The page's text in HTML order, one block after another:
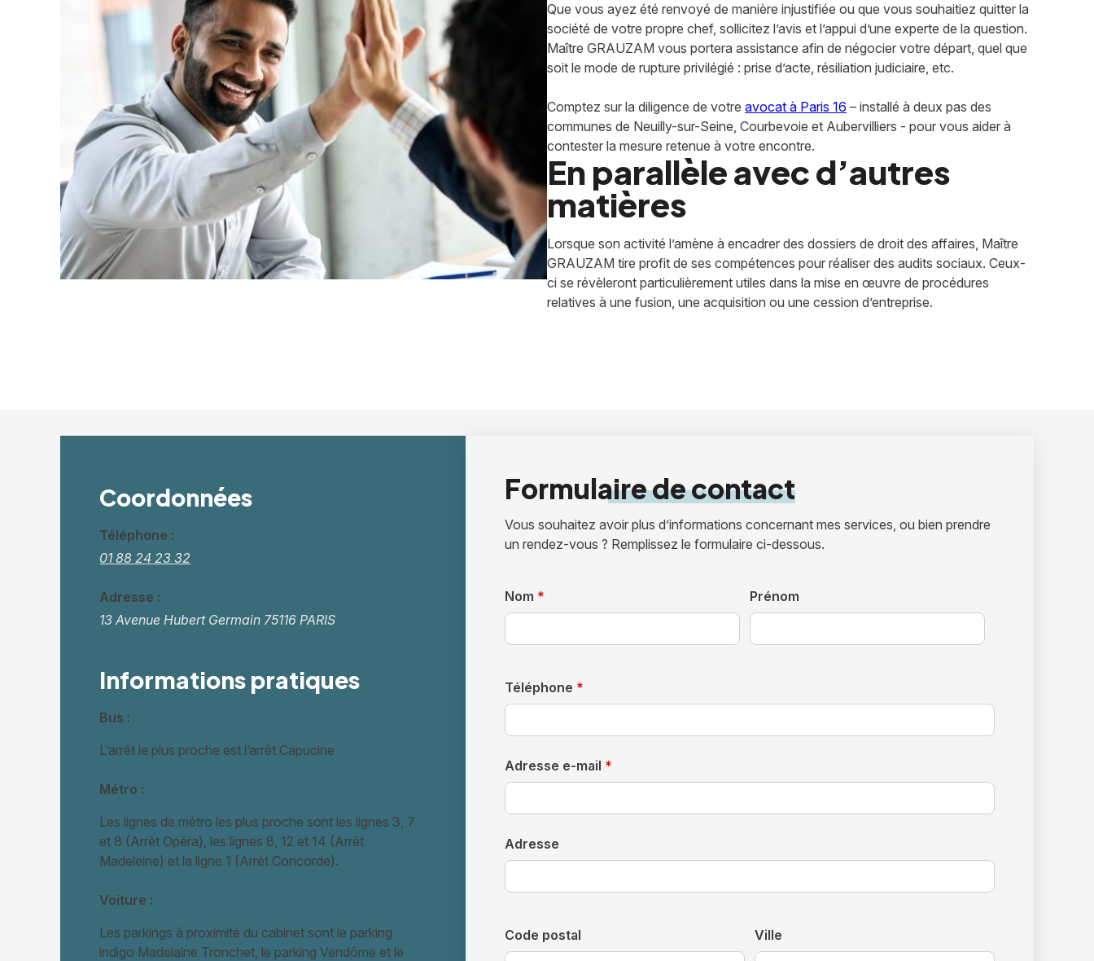
Que vous ayez été renvoyé de manière injustifiée ou que vous souhaitiez quitter la
société de votre propre chef, sollicitez l’avis et l’appui d’une experte de la question.
Maître GRAUZAM vous portera assistance afin de négocier votre départ, quel que
soit le mode de rupture privilégié : prise d’acte, résiliation judiciaire, etc.
Comptez sur la diligence de votre avocat à Paris 16 – installé à deux pas des
communes de Neuilly-sur-Seine, Courbevoie et Aubervilliers - pour vous aider à
contester la mesure retenue à votre encontre.
En parallèle avec d’autres
matières
Lorsque son activité l’amène à encadrer des dossiers de droit des affaires, Maître
GRAUZAM tire profit de ses compétences pour réaliser des audits sociaux. Ceux-
ci se révèleront particulièrement utiles dans la mise en œuvre de procédures
relatives à une fusion, une acquisition ou une cession d’entreprise.
Coordonnées
Téléphone :
01 88 24 23 32
Adresse :
13 Avenue Hubert Germain 75116 PARIS
Informations pratiques
Bus :
L’arrêt le plus proche est l’arrêt Capucine
Métro :
Les lignes de métro les plus proche sont les lignes 3, 7
et 8 (Arrêt Opéra), les lignes 8, 12 et 14 (Arrêt
Madeleine) et la ligne 1 (Arrêt Concorde).
Voiture :
Les parkings à proximité du cabinet sont le parking
indigo Madelaine Tronchet, le parking Vendôme et le
Formulairede contact
Vous souhaitez avoir plus d’informations concernant mes services, ou bien prendre
un rendez-vous ? Remplissez le formulaire ci-dessous.
Nom * Prénom
Téléphone *
Adresse e-mail *
Adresse
Code postal Ville